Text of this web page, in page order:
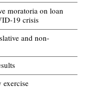
moratoria on loan
19 crisis
and non-
exercise